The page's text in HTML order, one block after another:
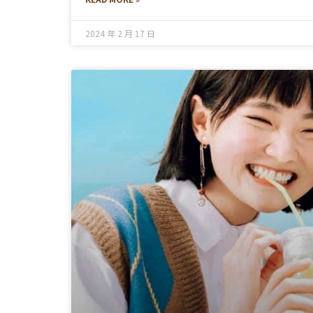
2024 年 2 月 17 日